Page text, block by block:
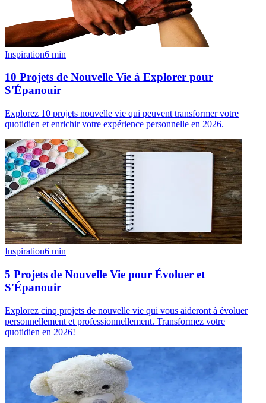
Inspiration6 min
10 Projets de Nouvelle Vie à Explorer pour
S'Épanouir
Explorez 10 projets nouvelle vie qui peuvent transformer votre
quotidien et enrichir votre expérience personnelle en 2026.
Inspiration6 min
5 Projets de Nouvelle Vie pour Évoluer et
S'Épanouir
Explorez cinq projets de nouvelle vie qui vous aideront à évoluer
personnellement et professionnellement. Transformez votre
quotidien en 2026!